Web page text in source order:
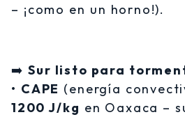
– ¡como en un horno!).
➡️ Sur listo para
• CAPE (energía
1200 J/kg en Oaxaca –